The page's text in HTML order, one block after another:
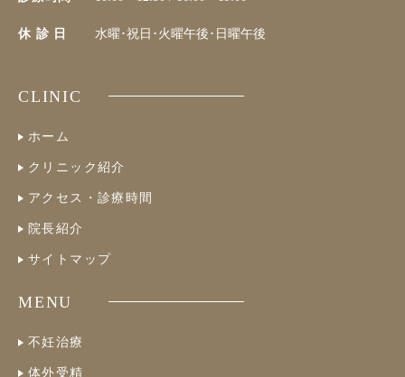
休 診 日 水曜･祝日･火曜午後･日曜午後
CLINIC
ホーム
クリニック紹介
アクセス・診療時間
院長紹介
サイトマップ
MENU
不妊治療
体外受精